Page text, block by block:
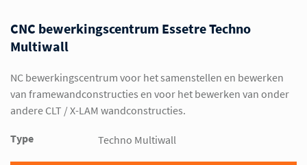
CNC bewerkingscentrum Essetre Techno
Multiwall
NC bewerkingscentrum voor het samenstellen en bewerken
van framewandconstructies en voor het bewerken van onder
andere CLT / X-LAM wandconstructies.
Type Techno Multiwall